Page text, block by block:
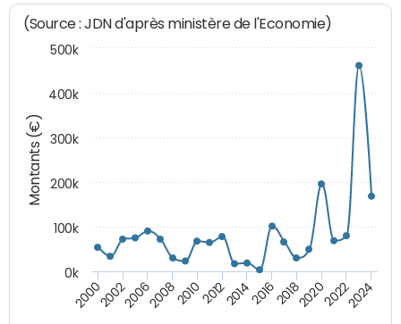
Montants (€)
(Source : JDN d'après ministère de l'Economie)
200020022006200820102012201420162018202020222024
0k
100k
200k
300k
400k
500k